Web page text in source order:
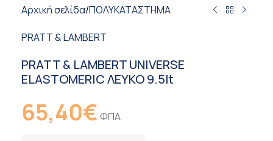
Αρχική σελίδα/ΠΟΛΥΚΑΤΑΣΤΗΜΑ
PRATT & LAMBERT
PRATT & LAMBERT UNIVERSE
ELASTOMERIC ΛΕΥΚΟ 9.5lt
65,40€ ΦΠΑ